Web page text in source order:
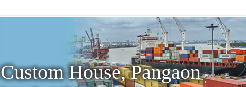
Custom House, Pangaon